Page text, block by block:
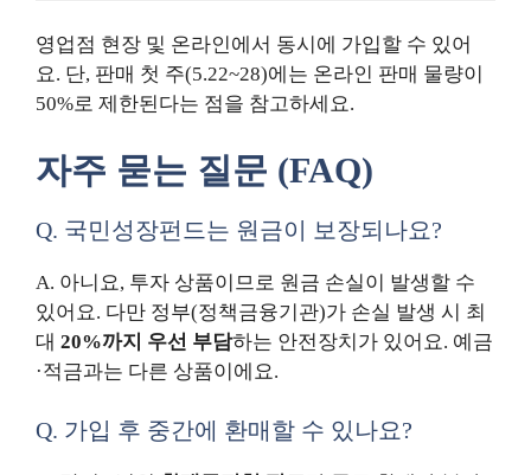
영업점 현장 및 온라인에서 동시에 가입할 수 있어
요. 단, 판매 첫 주(5.22~28)에는 온라인 판매 물량이
50%로 제한된다는 점을 참고하세요.
자주 묻는 질문 (FAQ)
Q. 국민성장펀드는 원금이 보장되나요?
A. 아니요, 투자 상품이므로 원금 손실이 발생할 수
있어요. 다만 정부(정책금융기관)가 손실 발생 시 최
대 20%까지 우선 부담하는 안전장치가 있어요. 예금
·적금과는 다른 상품이에요.
Q. 가입 후 중간에 환매할 수 있나요?